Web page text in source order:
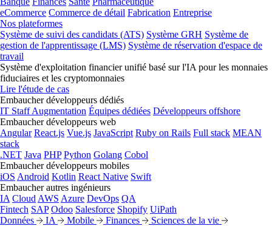
eCommerce Commerce de détail Fabrication Entreprise
Nos plateformes
Système de suivi des candidats (ATS) Système GRH Système de
gestion de l'apprentissage (LMS) Système de réservation d'espace de
travail
Système d'exploitation financier unifié basé sur l'IA pour les monnaies
fiduciaires et les cryptomonnaies
Lire l'étude de cas
Embaucher développeurs dédiés
IT Staff Augmentation Équipes dédiées Développeurs offshore
Embaucher développeurs web
Angular React.js Vue.js JavaScript Ruby on Rails Full stack MEAN
stack
.NET Java PHP Python Golang Cobol
Embaucher développeurs mobiles
iOS Android Kotlin React Native Swift
Embaucher autres ingénieurs
IA Cloud AWS Azure DevOps QA
Fintech SAP Odoo Salesforce Shopify UiPath
Données
IA Mobile Finances Sciences de la vie